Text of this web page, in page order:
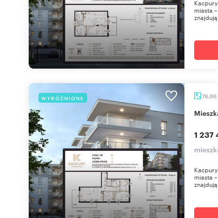
miasta
WYRÓŻNIONE 76,86
1 237
miasta